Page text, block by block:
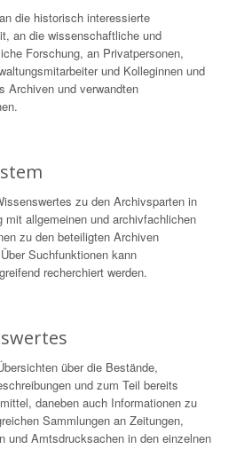
die historisch interessierte
an die wissenschaftliche und
Forschung, an Privatpersonen,
und Kolleginnen und
Archiven und verwandten
zu den Archivsparten in
mit allgemeinen und archivfachlichen
zu den beteiligten Archiven
Suchfunktionen kann
recherchiert werden.
über die Bestände,
und zum Teil bereits
daneben auch Informationen zu
Sammlungen an Zeitungen,
und Amtsdrucksachen in den einzelnen